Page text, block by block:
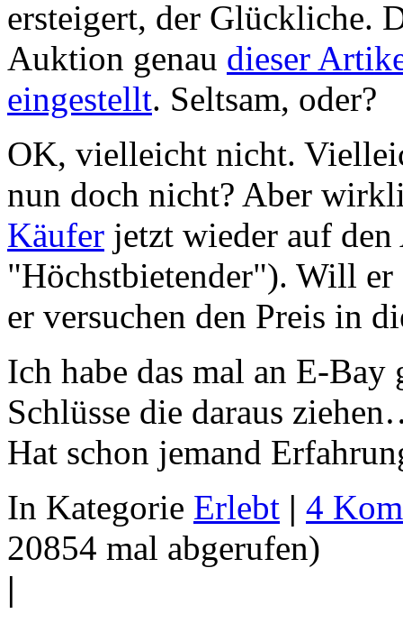
ersteigert, der Glückliche.
Auktion genau dieser
eingestellt. Seltsam, oder?
OK, vielleicht nicht.
nun doch nicht? Aber
Käufer jetzt wieder auf
"Höchstbietender"). Will er
er versuchen den Preis in
Ich habe das mal an E-
Schlüsse die daraus
Hat schon jemand
In Kategorie Erlebt | 4
20854 mal abgerufen)
|